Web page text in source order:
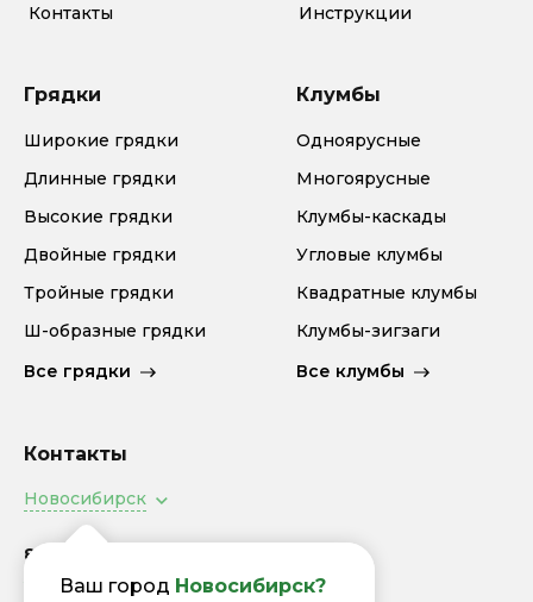
Контакты Инструкции
Грядки
Широкие грядки
Длинные грядки
Высокие грядки
Двойные грядки
Тройные грядки
Ш-образные грядки
Все грядки
Клумбы
Одноярусные
Многоярусные
Клумбы-каскады
Угловые клумбы
Квадратные клумбы
Клумбы-зигзаги
Все клумбы
Контакты
Новосибирск
Ваш город Новосибирск?
8 (800) 505-94-92
Заказать звонок